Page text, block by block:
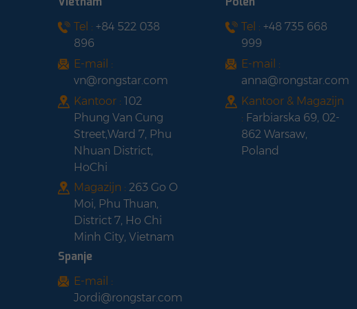
zwart frame
LONGI HI-MO 6 LR5-
halfcel zwart frame
Tel : +84 522 038
896
E-mail :
vn@rongstar.com
Kantoor : 102
Phung Van Cung
Street,Ward 7, Phu
Nhuan District,
HoChi
Magazijn : 263 Go O
Moi, Phu Thuan,
District 7, Ho Chi
Minh City, Vietnam
Tel :+48 735 668
999
E-mail :
anna@rongstar.com
Kantoor & Magazijn
: Farbiarska 69, 02-
862 Warsaw,
Poland
Spanje
E-mail :
Jordi@rongstar.com